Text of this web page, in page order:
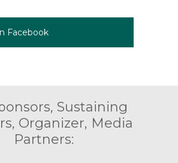
Facebook
Sustaining
Organizer, Media
Partners: